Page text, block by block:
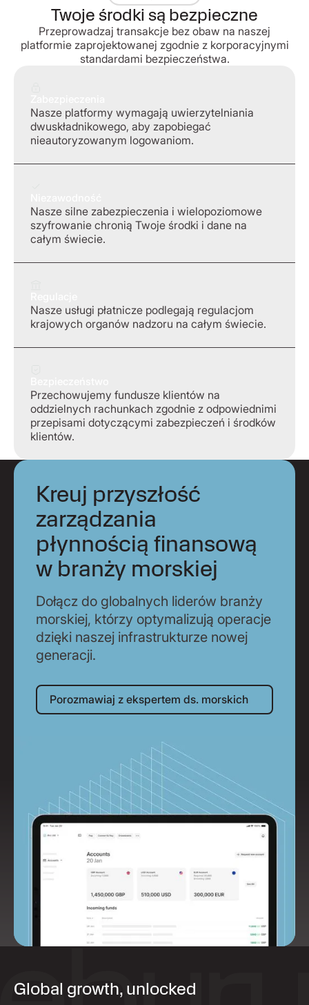
Twoje środki są bezpieczne
Przeprowadzaj transakcje bez obaw na naszej
platformie zaprojektowanej zgodnie z korporacyjnymi
standardami bezpieczeństwa.
Nasze platformy wymagają uwierzytelniania
dwuskładnikowego, aby zapobiegać
nieautoryzowanym logowaniom.
Nasze silne zabezpieczenia i wielopoziomowe
szyfrowanie chronią Twoje środki i dane na
całym świecie.
Nasze usługi płatnicze podlegają regulacjom
krajowych organów nadzoru na całym świecie.
Przechowujemy fundusze klientów na
oddzielnych rachunkach zgodnie z odpowiednimi
przepisami dotyczącymi zabezpieczeń i środków
klientów.
Kreuj przyszłość
zarządzania
płynnością finansową
w branży morskiej
Dołącz do globalnych liderów branży
morskiej, którzy optymalizują operacje
dzięki naszej infrastrukturze nowej
generacji.
Porozmawiaj z ekspertem ds.
Porozmawiaj z ekspertem ds. morskich
Global growth, unlocked